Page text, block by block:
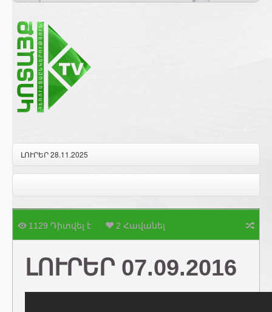
ԼՈՒՐԵՐ 28.11.2025
1129 Դիտվել է 2 Հավանել
ԼՈՒՐԵՐ 07.09.2016